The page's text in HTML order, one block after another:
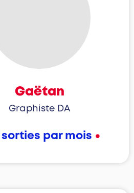
Gaëtan
Graphiste DA
sorties par mois •